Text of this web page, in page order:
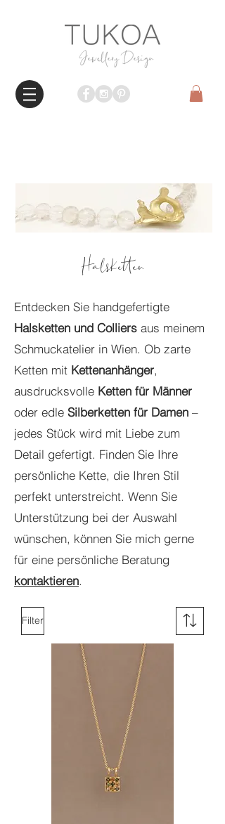
Halsketten
Entdecken Sie handgefertigte
Halsketten und Colliers aus meinem
Schmuckatelier in Wien. Ob zarte
Ketten mit Kettenanhänger,
ausdrucksvolle Ketten für Männer
oder edle Silberketten für Damen –
jedes Stück wird mit Liebe zum
Detail gefertigt. Finden Sie Ihre
persönliche Kette, die Ihren Stil
perfekt unterstreicht. Wenn Sie
Unterstützung bei der Auswahl
wünschen, können Sie mich gerne
für eine persönliche Beratung
kontaktieren.
Filter